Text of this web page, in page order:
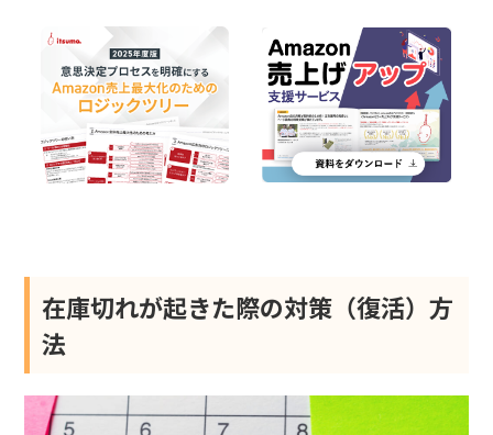
在庫切れが起きた際の対策（復活）方
法